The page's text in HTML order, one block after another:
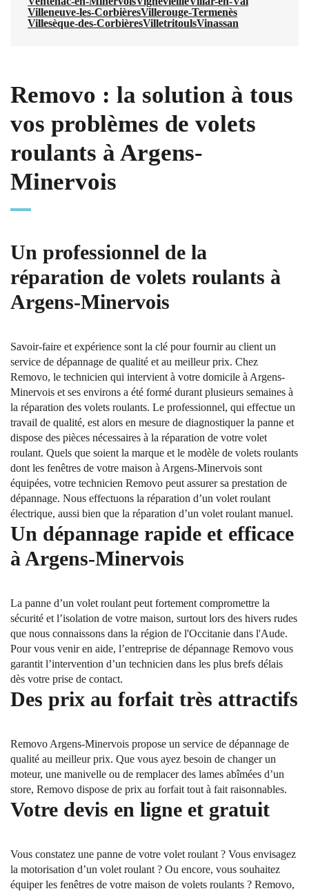
Villeneuve-les-CorbièresVillerouge-Termenès
Villesèque-des-CorbièresVilletritoulsVinassan
Removo : la solution à tous
vos problèmes de volets
roulants à Argens-
Minervois
Un professionnel de la
réparation de volets roulants à
Argens-Minervois
Savoir-faire et expérience sont la clé pour fournir au client un
service de dépannage de qualité et au meilleur prix. Chez
Removo, le technicien qui intervient à votre domicile à Argens-
Minervois et ses environs a été formé durant plusieurs semaines à
la réparation des volets roulants. Le professionnel, qui effectue un
travail de qualité, est alors en mesure de diagnostiquer la panne et
dispose des pièces nécessaires à la réparation de votre volet
roulant. Quels que soient la marque et le modèle de volets roulants
dont les fenêtres de votre maison à Argens-Minervois sont
équipées, votre technicien Removo peut assurer sa prestation de
dépannage. Nous effectuons la réparation d’un volet roulant
électrique, aussi bien que la réparation d’un volet roulant manuel.
Un dépannage rapide et efficace
à Argens-Minervois
La panne d’un volet roulant peut fortement compromettre la
sécurité et l’isolation de votre maison, surtout lors des hivers rudes
que nous connaissons dans la région de l'Occitanie dans l'Aude.
Pour vous venir en aide, l’entreprise de dépannage Removo vous
garantit l’intervention d’un technicien dans les plus brefs délais
dès votre prise de contact.
Des prix au forfait très attractifs
Removo Argens-Minervois propose un service de dépannage de
qualité au meilleur prix. Que vous ayez besoin de changer un
moteur, une manivelle ou de remplacer des lames abîmées d’un
store, Removo dispose de prix au forfait tout à fait raisonnables.
Votre devis en ligne et gratuit
Vous constatez une panne de votre volet roulant ? Vous envisagez
la motorisation d’un volet roulant ? Ou encore, vous souhaitez
équiper les fenêtres de votre maison de volets roulants ? Removo,